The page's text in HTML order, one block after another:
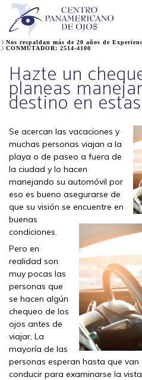
Nos respaldan más de 20 años de
CONMUTADOR: 2514-4100
Hazte un
planeas
destino en
Se acercan las vacaciones y
muchas personas viajan a la
playa o de paseo a fuera de
la ciudad y lo hacen
manejando su automóvil por
eso es bueno asegurarse de
que su visión se encuentre en
buenas
condiciones.
Pero en
realidad son
muy pocas las
personas que
se hacen algún
chequeo de los
ojos antes de
viajar, La
mayoría de las
personas esperan hasta que van
conducir para examinarse la